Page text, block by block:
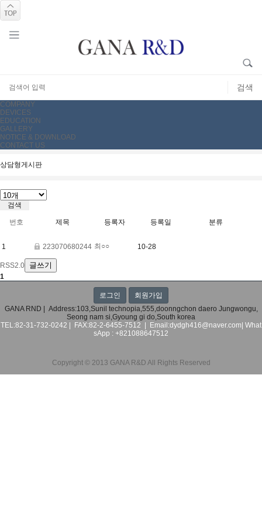
COMPANY
DEVICES
EDUCATION
GALLERY
NOTICE & DOWNLOAD
CONTACT US
상담형게시판
번호 제목 등록자 등록일 분류
1 223070680244 최○○ 10-28
RSS2.0 글쓰기
1
로그인
회원가입
GANA RND | Address:103,Sunil technopia,555,doonngchon daero Jungwongu,
Seong nam si,Gyoung gi do,South korea
TEL:82-31-732-0242 | FAX:82-2-6455-7512 | Email:dydgh416@naver.com| What
sApp : +821088647512
Copyright © 2013 GANA R&D All Rights Reserved